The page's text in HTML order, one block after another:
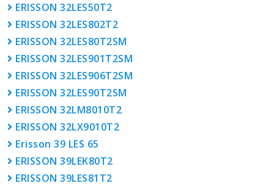
ERISSON 32LES50T2
ERISSON 32LES802T2
ERISSON 32LES80T2SM
ERISSON 32LES901T2SM
ERISSON 32LES906T2SM
ERISSON 32LES90T2SM
ERISSON 32LM8010T2
ERISSON 32LX9010T2
Erisson 39 LES 65
ERISSON 39LEK80T2
ERISSON 39LES81T2